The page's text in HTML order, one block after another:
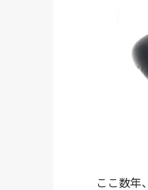
ここ数年